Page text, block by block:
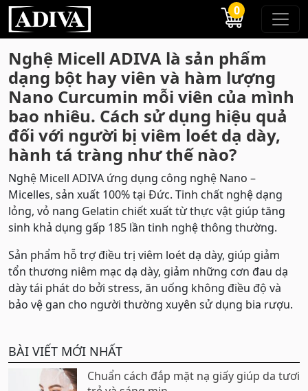
0
Nghệ Micell ADIVA là sản phẩm
dạng bột hay viên và hàm lượng
Nano Curcumin mỗi viên của mình
bao nhiêu. Cách sử dụng hiệu quả
đối với người bị viêm loét dạ dày,
hành tá tràng như thế nào?
Nghệ Micell ADIVA ứng dụng công nghệ Nano –
Micelles, sản xuất 100% tại Đức. Tinh chất nghệ dạng
lỏng, vỏ nang Gelatin chiết xuất từ thực vật giúp tăng
sinh khả dụng gấp 185 lần tinh nghệ thông thường.
Sản phẩm hỗ trợ điều trị viêm loét dạ dày, giúp giảm
tổn thương niêm mạc dạ dày, giảm những cơn đau dạ
dày tái phát do bởi stress, ăn uống không điều độ và
bảo vệ gan cho người thường xuyên sử dụng bia rượu.
BÀI VIẾT MỚI NHẤT
Chuẩn cách đắp mặt nạ giấy giúp da tươi